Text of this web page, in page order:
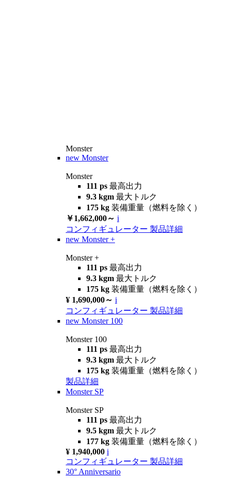
Monster
new Monster
Monster
111 ps 最高出力
9.3 kgm 最大トルク
175 kg 装備重量（燃料を除く）
￥1,662,000～ i
コンフィギュレーター 製品詳細
new Monster +
Monster +
111 ps 最高出力
9.3 kgm 最大トルク
175 kg 装備重量（燃料を除く）
¥ 1,690,000～ i
コンフィギュレーター 製品詳細
new Monster 100
Monster 100
111 ps 最高出力
9.3 kgm 最大トルク
175 kg 装備重量（燃料を除く）
製品詳細
Monster SP
Monster SP
111 ps 最高出力
9.5 kgm 最大トルク
177 kg 装備重量（燃料を除く）
¥ 1,940,000 i
コンフィギュレーター 製品詳細
30° Anniversario